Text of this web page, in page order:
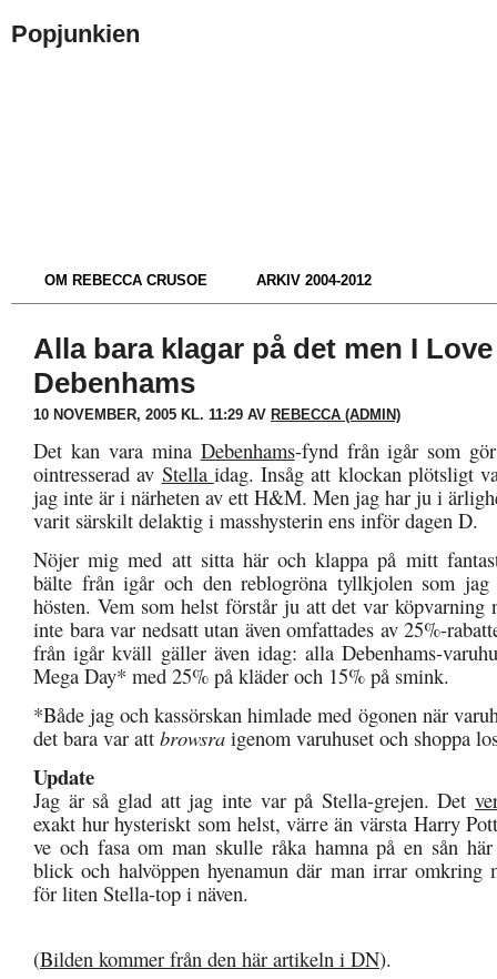
Popjunkien
OM REBECCA CRUSOE ARKIV 2004-2012
Alla bara klagar på det men I Love
Debenhams
10 NOVEMBER, 2005 KL. 11:29 AV REBECCA (ADMIN)
Det kan vara mina Debenhams-fynd från igår som
ointresserad av Stella idag. Insåg att klockan plötsligt
jag inte är i närheten av ett H&M. Men jag har ju i
varit särskilt delaktig i masshysterin ens inför dagen D.
Nöjer mig med att sitta här och klappa på mitt
bälte från igår och den reblogröna tyllkjolen som jag
hösten. Vem som helst förstår ju att det var köpvarning
inte bara var nedsatt utan även omfattades av 25%-
från igår kväll gäller även idag: alla Debenhams-
Mega Day* med 25% på kläder och 15% på smink.
*Både jag och kassörskan himlade med ögonen när
det bara var att browsra igenom varuhuset och shoppa
Update
Jag är så glad att jag inte var på Stella-grejen. Det
exakt hur hysteriskt som helst, värre än värsta Harry
ve och fasa om man skulle råka hamna på en sån
blick och halvöppen hyenamun där man irrar omkring
för liten Stella-top i näven.
(Bilden kommer från den här artikeln i DN).